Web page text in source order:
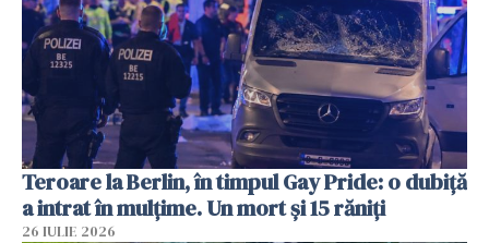
Teroare la Berlin, în timpul Gay Pride: o dubiță
a intrat în mulțime. Un mort și 15 răniți
26 IULIE 2026